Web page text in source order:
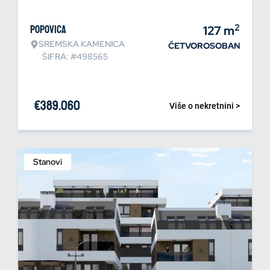
Popovica
SREMSKA KAMENICA
ŠIFRA: #498565
127m2
ČETVOROSOBAN
Više o nekretnini >
€389.060
Stanovi